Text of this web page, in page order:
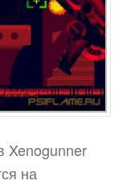
Xenogunner
на